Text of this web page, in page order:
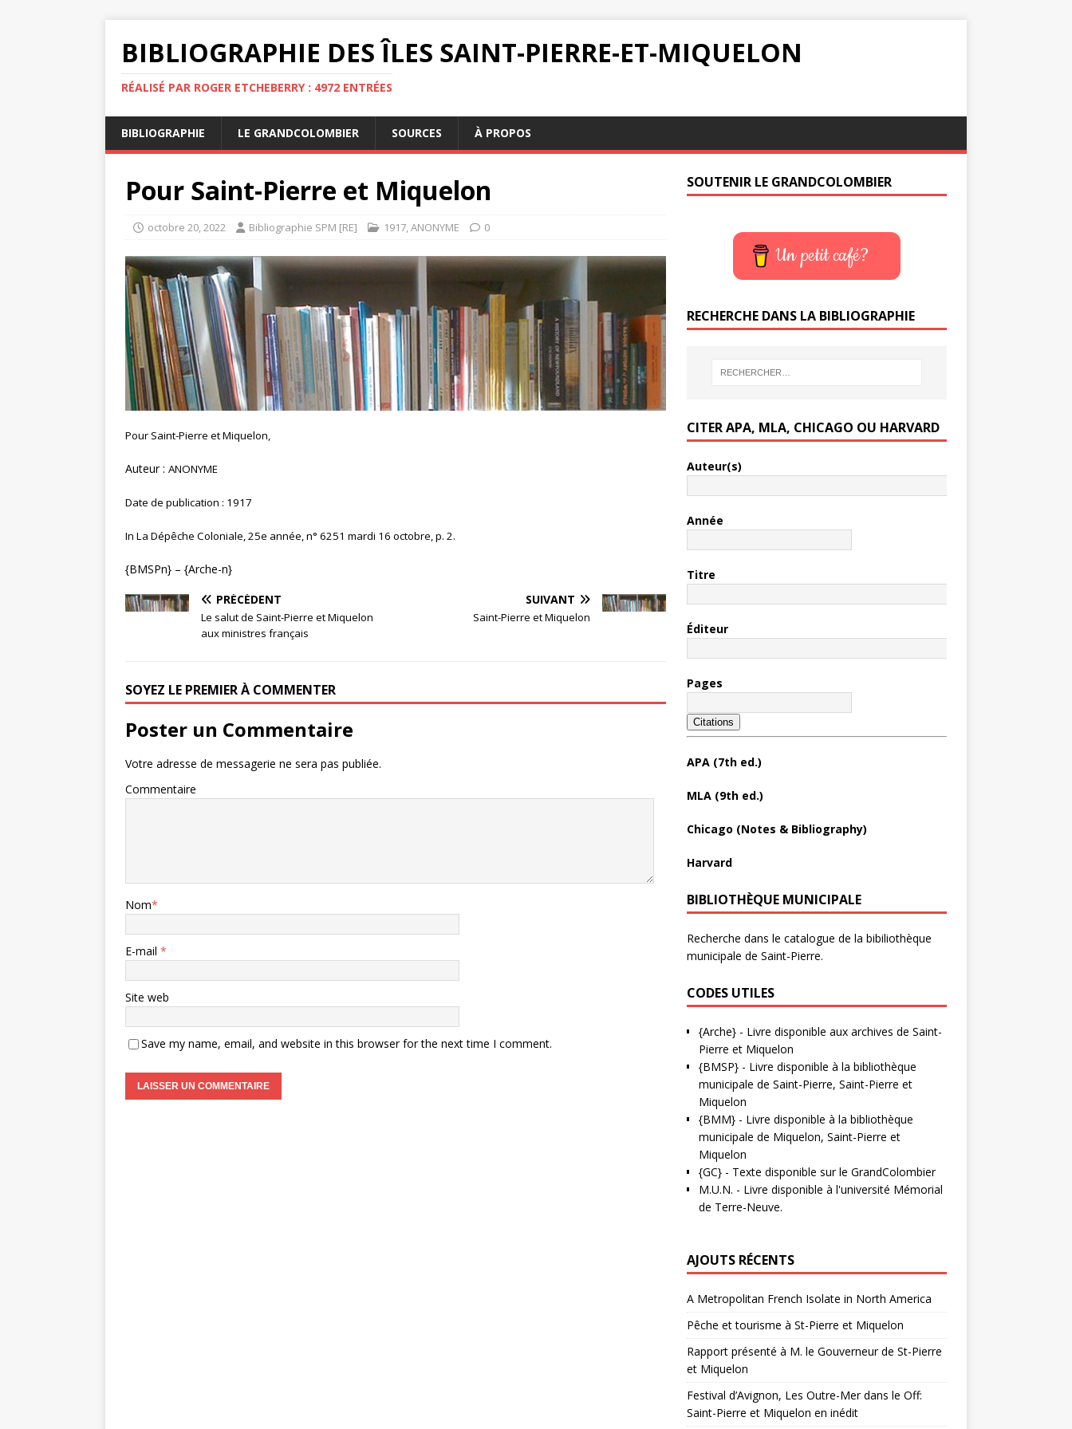
BIBLIOGRAPHIE DES ÎLES SAINT-PIERRE-ET-MIQUELON
RÉALISÉ PAR ROGER ETCHEBERRY : 4972 ENTRÉES
BIBLIOGRAPHIE LE GRANDCOLOMBIER SOURCES À PROPOS
Pour Saint-Pierre et Miquelon
octobre 20, 2022 Bibliographie SPM [RE] 1917,ANONYME 0
Pour Saint-Pierre et Miquelon,
Auteur : ANONYME
Date de publication : 1917
In La Dépêche Coloniale, 25e année, n° 6251 mardi 16 octobre, p. 2.
{BMSPn} – {Arche-n}
PRÉCÉDENT
Le salut de Saint-Pierre et Miquelon
aux ministres français
SUIVANT
Saint-Pierre et Miquelon
SOYEZ LE PREMIER À COMMENTER
Poster un Commentaire
Votre adresse de messagerie ne sera pas publiée.
Commentaire
Nom*
E-mail *
Site web
Save my name, email, and website in this browser for the next time I comment.
SOUTENIR LE GRANDCOLOMBIER
Un petit café?
RECHERCHE DANS LA BIBLIOGRAPHIE
CITER APA, MLA, CHICAGO OU HARVARD
Auteur(s)
Année
Titre
Éditeur
Pages
Citations
APA (7th ed.)
MLA (9th ed.)
Chicago (Notes & Bibliography)
Harvard
BIBLIOTHÈQUE MUNICIPALE
Recherche dans le catalogue de la bibiliothèque
municipale de Saint-Pierre.
CODES UTILES
{Arche}- Livre disponible aux archives de Saint-
Pierre et Miquelon
{BMSP}- Livre disponible à la bibliothèque
municipale de Saint-Pierre, Saint-Pierre et
Miquelon
{BMM}- Livre disponible à la bibliothèque
municipale de Miquelon, Saint-Pierre et
Miquelon
{GC}- Texte disponible sur le GrandColombier
M.U.N. - Livre disponible à l'université Mémorial
de Terre-Neuve.
AJOUTS RÉCENTS
A Metropolitan French Isolate in North America
Pêche et tourisme à St-Pierre et Miquelon
Rapport présenté à M. le Gouverneur de St-Pierre
et Miquelon
Festival d’Avignon, Les Outre-Mer dans le Off:
Saint-Pierre et Miquelon en inédit